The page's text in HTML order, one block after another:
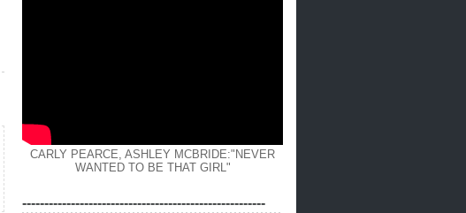
CARLY PEARCE, ASHLEY MCBRIDE:"NEVER
WANTED TO BE THAT GIRL"
-------------------------------------------------------